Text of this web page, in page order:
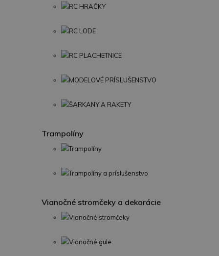
RC HRAČKY
RC LODE
RC PLACHETNICE
MODELOVÉ PRÍSLUŠENSTVO
ŠARKANY A RAKETY
Trampolíny
Trampolíny
Trampolíny a príslušenstvo
Vianočné stromčeky a dekorácie
Vianočné stromčeky
Vianočné gule